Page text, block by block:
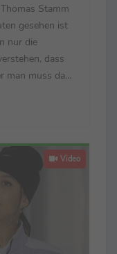
Stamm
gesehen ist
nur die
dass
man muss das
...
Video